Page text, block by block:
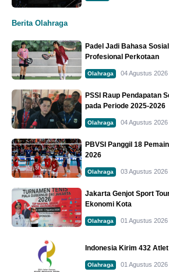
Berita Olahraga
Padel Jadi Bahasa
Profesional Perkotaan
Olahraga 04 Agustus 2026
PSSI Raup Pendapatan
pada Periode 2025-2026
Olahraga 04 Agustus 2026
PBVSI Panggil 18
2026
Olahraga 03 Agustus 2026
Jakarta Genjot Sport
Ekonomi Kota
Olahraga 01 Agustus 2026
Indonesia Kirim 432
Olahraga 01 Agustus 2026